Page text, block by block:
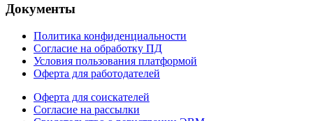
Документы
Политика конфиденциальности
Согласие на обработку ПД
Условия пользования платформой
Оферта для работодателей
Оферта для соискателей
Согласие на рассылки